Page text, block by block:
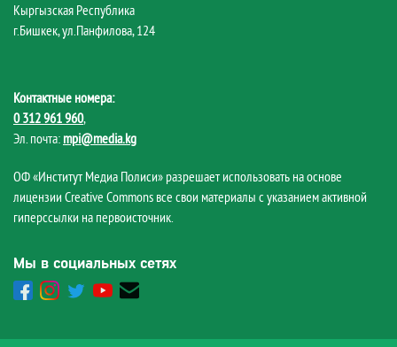
Кыргызская Республика
г.Бишкек, ул.Панфилова, 124
Контактные номера:
0 312 961 960,
Эл. почта: mpi@media.kg
ОФ «Институт Медиа Полиси» разрешает использовать на основе
лицензии Creative Commons все свои материалы с указанием активной
гиперссылки на первоисточник.
Мы в социальных сетях